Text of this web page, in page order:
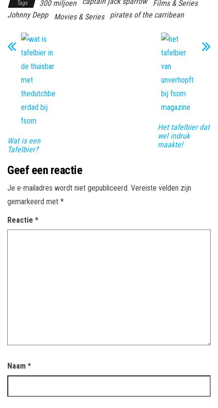
Tags 300 miljoen
Films & Series
Johnny Depp
Movies & Series pirates of the carribean
Wat is een
Tafelbier?
Het tafelbier dat
wel indruk
maakte!
Geef een reactie
Je e-mailadres wordt niet gepubliceerd. Vereiste velden zijn
gemarkeerd met *
Reactie *
Naam *